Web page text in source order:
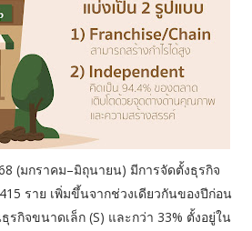
(มกราคม–มิถุนายน) มีการจัดตั้งธุรกิจ
ราย เพิ่มขึ้นจากช่วงเดียวกันของปีก่อน
รกิจขนาดเล็ก (S) และกว่า 33% ตั้งอยู่ใน